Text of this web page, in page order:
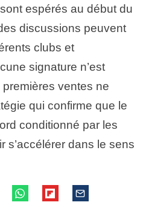
espérés au début du
discussions peuvent
clubs et
signature n’est
ventes ne
qui confirme que le
conditionné par les
s’accélérer dans le sens